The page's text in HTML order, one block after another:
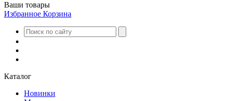
Ваши товары
Избранное Корзина
Каталог
Новинки